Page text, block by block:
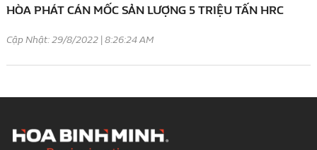
HÒA PHÁT CÁN MỐC SẢN LƯỢNG 5 TRIỆU TẤN HRC
Cập Nhật: 29/8/2022 | 8:26:24 AM